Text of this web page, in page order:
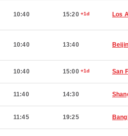
10:40 15:20 +1d Los
10:40 13:40
10:40 15:00 +1d San
11:40 14:30
11:45 19:25